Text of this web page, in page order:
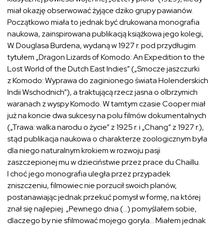
miał okazję obserwować żyjące dziko grupy pawianów.
Początkowo miała to jednak być drukowana monografia
naukowa, zainspirowana publikacją książkowa jego kolegi,
W. Douglasa Burdena, wydaną w 1927 r. pod przydługim
tytułem „Dragon Lizards of Komodo: An Expedition to the
Lost World of the Dutch East Indies” („Smocze jaszczurki
z Komodo: Wyprawa do zaginionego świata Holenderskich
Indii Wschodnich”), a traktującą rzecz jasna o olbrzymich
waranach z wyspy Komodo. W tamtym czasie Cooper miał
już na koncie dwa sukcesy na polu filmów dokumentalnych
(„Trawa: walka narodu o życie” z 1925 r. i „Chang” z 1927 r.),
stąd publikacja naukowa o charakterze zoologicznym była
dla niego naturalnym krokiem w rozwoju pasji
zaszczepionej mu w dzieciństwie przez prace du Chaillu.
I choć jego monografia uległa przez przypadek
zniszczeniu, filmowiec nie porzucił swoich planów,
postanawiając jednak przekuć pomysł w formę, na której
znał się najlepiej. „Pewnego dnia (…) pomyślałem sobie,
dlaczego by nie sfilmować mojego goryla… Miałem jednak